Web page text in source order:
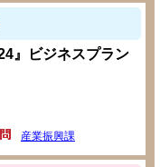
』ビジネスプラン
産業振興課